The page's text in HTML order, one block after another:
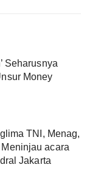
Seharusnya
Money
TNI, Menag,
acara
Jakarta